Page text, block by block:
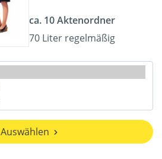
ca. 10 Aktenordner
70 Liter regelmäßig
Auswählen